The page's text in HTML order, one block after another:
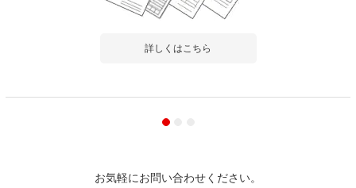
詳しくはこちら
お気軽にお問い合わせください。